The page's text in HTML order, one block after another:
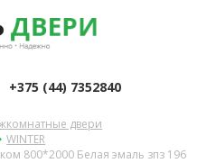
+375 (44) 7352840
двери
WINTER
800*2000 Белая эмаль зпз 196